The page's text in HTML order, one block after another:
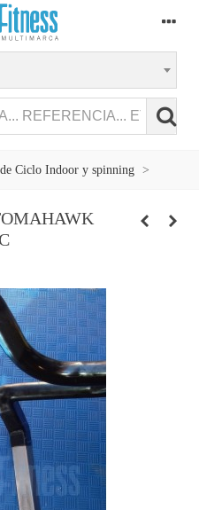
Ciclo Indoor y spinning >